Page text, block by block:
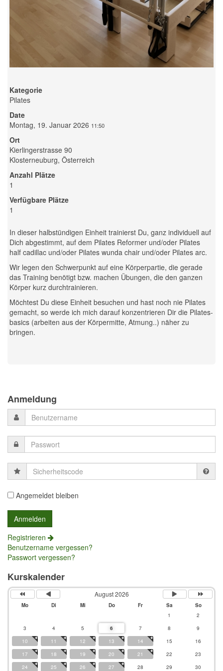
Kategorie
Pilates
Date
Montag, 19. Januar 2026 11:50
Ort
Kierlingerstrasse 90
Klosterneuburg, Österreich
Anzahl Plätze
1
Verfügbare Plätze
1
In dieser halbstündigen Einheit trainierst Du, ganz individuell auf
Dich abgestimmt, auf dem Pilates Reformer und/oder Pilates
half cadillac und/oder Pilates wunda chair und/oder Pilates arc.
Wir legen den Schwerpunkt auf eine Körperpartie, die gerade
das Training benötigt bzw. machen Übungen, die den ganzen
Körper kurz durchtrainieren.
Möchtest Du diese Einheit besuchen und hast noch nie Pilates
gemacht, so werde ich mich darauf konzentrieren Dir die Pilates-
basics (arbeiten aus der Körpermitte, Atmung..) näher zu
bringen.
Anmeldung
Sicherheitscode
Angemeldet bleiben
Registrieren
Benutzername vergessen?
Passwort vergessen?
Kurskalender
August 2026
Mo Di Mi Do Fr Sa
So
1
2
3
4 5 6 7 8
9
10
11 12 13 14 15
16
17
18 19 20 21 22
23
24
25 26 27 28 29 30